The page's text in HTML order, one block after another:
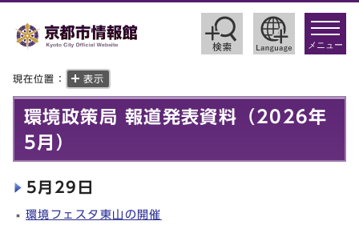
toggle
メニュー
現在位置： 表示
環境政策局 報道発表資料（2026年
5月）
5月29日
環境フェスタ東山の開催